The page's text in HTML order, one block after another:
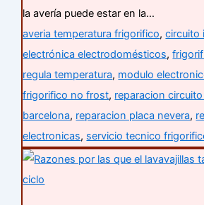
la avería puede estar en la…
averia temperatura frigorifico,circuito
electrónica electrodomésticos,
regula temperatura, modulo
frigorifico no frost, reparacion
barcelona, reparacion placa nevera,
electronicas, servicio tecnico